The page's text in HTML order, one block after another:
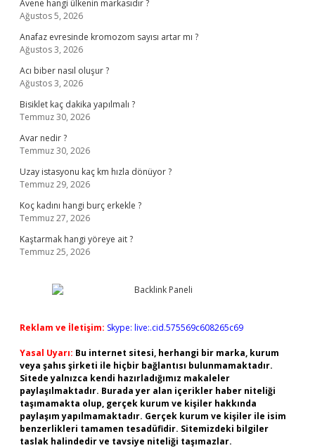
Avene hangi ülkenin markasıdır ?
Ağustos 5, 2026
Anafaz evresinde kromozom sayısı artar mı ?
Ağustos 3, 2026
Acı biber nasıl oluşur ?
Ağustos 3, 2026
Bisiklet kaç dakika yapılmalı ?
Temmuz 30, 2026
Avar nedir ?
Temmuz 30, 2026
Uzay istasyonu kaç km hızla dönüyor ?
Temmuz 29, 2026
Koç kadını hangi burç erkekle ?
Temmuz 27, 2026
Kaştarmak hangi yöreye ait ?
Temmuz 25, 2026
Reklam ve İletişim: Skype: live:.cid.575569c608265c69
Yasal Uyarı: Bu internet sitesi, herhangi bir marka, kurum
veya şahıs şirketi ile hiçbir bağlantısı bulunmamaktadır.
Sitede yalnızca kendi hazırladığımız makaleler
paylaşılmaktadır. Burada yer alan içerikler haber niteliği
taşımamakta olup, gerçek kurum ve kişiler hakkında
paylaşım yapılmamaktadır. Gerçek kurum ve kişiler ile isim
benzerlikleri tamamen tesadüfidir. Sitemizdeki bilgiler
taslak halindedir ve tavsiye niteliği taşımazlar.